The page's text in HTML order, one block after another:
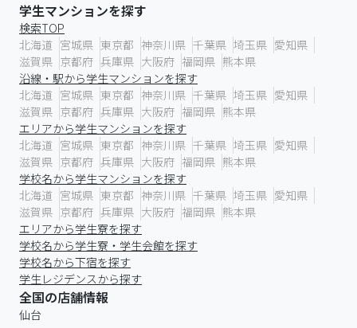
学生マンションを探す
検索TOP
北海道 宮城県 東京都 神奈川県 千葉県 埼玉県 愛知県
滋賀県 京都府 兵庫県 大阪府 福岡県 熊本県
沿線・駅から学生マンションを探す
北海道 宮城県 東京都 神奈川県 千葉県 埼玉県 愛知県
滋賀県 京都府 兵庫県 大阪府 福岡県 熊本県
エリアから学生マンションを探す
北海道 宮城県 東京都 神奈川県 千葉県 埼玉県 愛知県
滋賀県 京都府 兵庫県 大阪府 福岡県 熊本県
学校名から学生マンションを探す
北海道 宮城県 東京都 神奈川県 千葉県 埼玉県 愛知県
滋賀県 京都府 兵庫県 大阪府 福岡県 熊本県
エリアから学生寮を探す
学校名から学生寮・学生会館を探す
学校名から下宿を探す
学生レジデンスから探す
全国の店舗情報
仙台